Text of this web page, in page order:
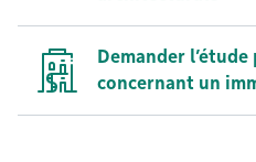
Demander
concernant un